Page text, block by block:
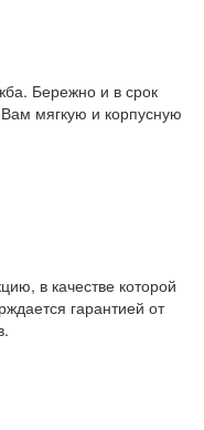
Бережно и в срок
мягкую и корпусную
в качестве которой
гарантией от